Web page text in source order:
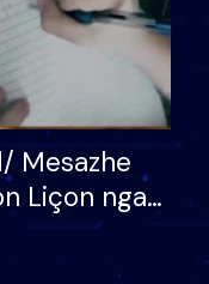
Mesazhe
Liçon nga
meritoj…